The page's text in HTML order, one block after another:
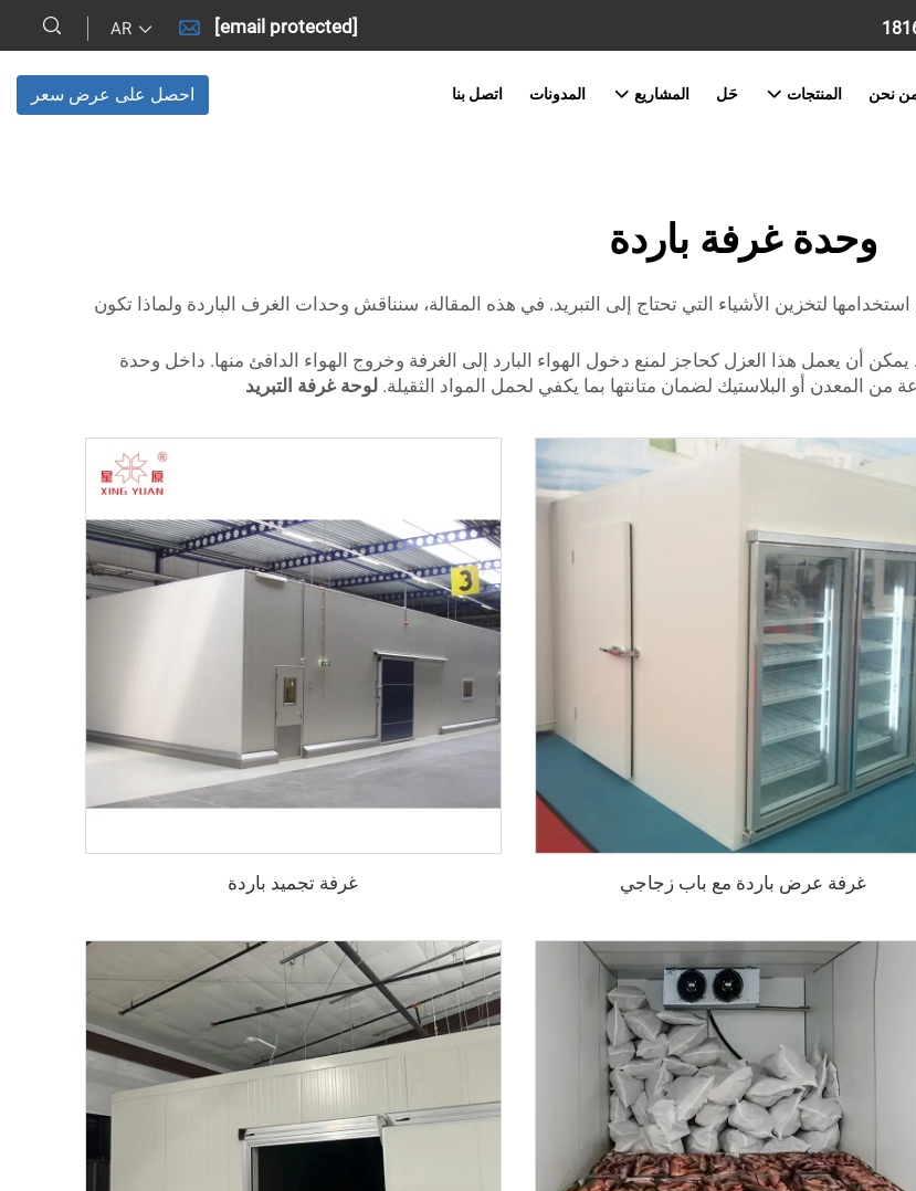
[email protected]
AR
نحن المنتجات حَل المشاريع المدونات اتصل بنا احصل على عرض سعر
وحدة غرفة باردة
لتخزين الأشياء التي تحتاج إلى التبريد. في هذه المقالة، سنناقش وحدات الغرف الباردة ولماذا تكون
أن يعمل هذا العزل كحاجز لمنع دخول الهواء البارد إلى الغرفة وخروج الهواء الدافئ منها. داخل وحدة
المعدن أو البلاستيك لضمان متانتها بما يكفي لحمل المواد الثقيلة. لوحة غرفة التبريد
غرفة عرض باردة مع باب زجاجي غرفة تجميد باردة